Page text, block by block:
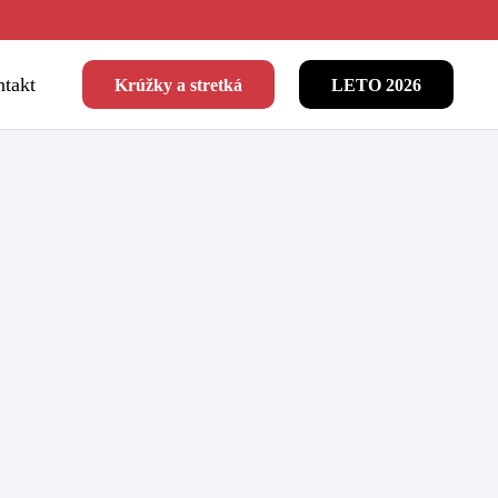
Krúžky a stretká LETO 2026